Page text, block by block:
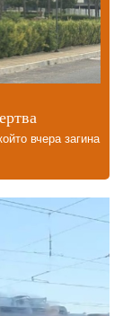
вчера загина